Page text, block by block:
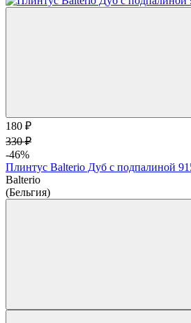
180 ₽
330 ₽
-46%
Плинтус Balterio Дуб с подпалиной
Balterio
(Бельгия)